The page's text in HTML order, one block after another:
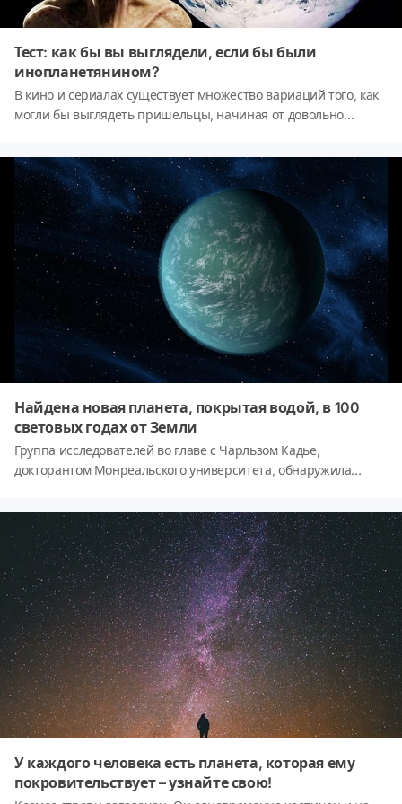
Тест: как бы вы выглядели, если бы были
инопланетянином?
В кино и сериалах существует множество вариаций того, как
могли бы выглядеть пришельцы, начиная от довольно
чьи образы преследуют вас в кошмарах.А как вы бы
выглядели, будь пришельцем? Ответьте на эти 8 вопросов и
узнаете!
Найдена новая планета, покрытая водой, в 100
световых годах от Земли
Группа исследователей во главе с Чарльзом Кадье,
докторантом Монреальского университета, обнаружила
достаточно далеко от ее звезды, чтобы обеспечить условия
жизни.Согласно данным исследователей из космического
телескопа ТЕСС Национального управления по аэронавтике и
исследованию космического пространства США (НАСА),
планета покрыта толстым слоем воды, как и спутники
Юпитера и Сатурна, и расположена на расстоянии 100
световых лет от Земли.Планета, получившая название 'TOI-
1452 b', вращается вокруг одной из двух маленьких звезд в
двоичной системе, расположенной в созвездии
Драко.Планета, обнаруженная благодаря тому, что сигнал от
ТЕСС незначительно снижает ее яркость каждые 11 дней,
примерно на 70 процентов больше, чем Земля.
У каждого человека есть планета, которая ему
покровительствует – узнайте свою!